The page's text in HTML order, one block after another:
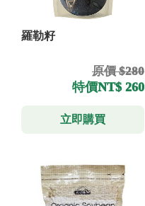
羅勒籽
原價 $280
特價NT$ 260
立即購買